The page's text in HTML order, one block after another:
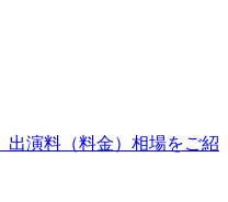
出演料（料金）相場をご紹